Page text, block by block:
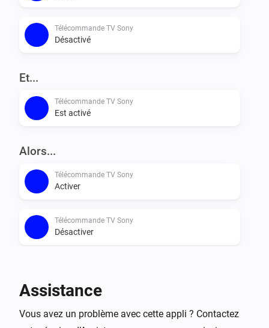
Télécommande TV Sony
Désactivé
Et...
Télécommande TV Sony
Est activé
Alors...
Télécommande TV Sony
Activer
Télécommande TV Sony
Désactiver
Télécommande TV Sony
Assistance
Vous avez un problème avec cette appli ? Contactez